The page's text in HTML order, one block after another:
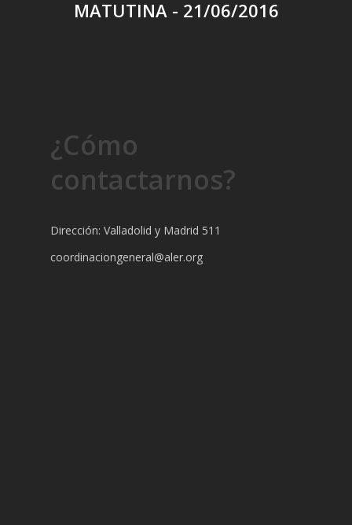
MATUTINA - 21/06/2016
¿Cómo
contactarnos?
Dirección: Valladolid y Madrid 511
coordinaciongeneral@aler.org